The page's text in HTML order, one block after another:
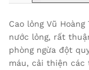
Cao lỏng Vũ
nước lỏng, rất
phòng ngừa đột
máu, cải thiện các